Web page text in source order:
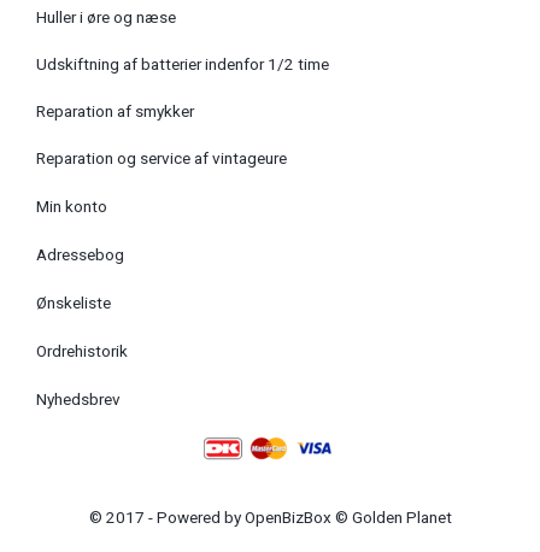
Huller i øre og næse
Udskiftning af batterier indenfor 1/2 time
Reparation af smykker
Reparation og service af vintageure
Min konto
Adressebog
Ønskeliste
Ordrehistorik
Nyhedsbrev
© 2017 - Powered byOpenBizBox © Golden Planet